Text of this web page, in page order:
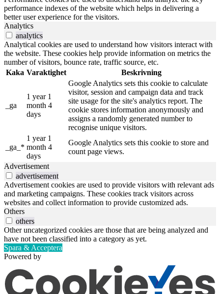
performance indexes of the website which helps in delivering a
better user experience for the visitors.
Analytics
analytics
Analytical cookies are used to understand how visitors interact with
the website. These cookies help provide information on metrics the
number of visitors, bounce rate, traffic source, etc.
Kaka Varaktighet Beskrivning
_ga
1 year 1
month 4
days
Google Analytics sets this cookie to calculate
visitor, session and campaign data and track
site usage for the site's analytics report. The
cookie stores information anonymously and
assigns a randomly generated number to
recognise unique visitors.
_ga_*
1 year 1
month 4
days
Google Analytics sets this cookie to store and
count page views.
Advertisement
advertisement
Advertisement cookies are used to provide visitors with relevant ads
and marketing campaigns. These cookies track visitors across
websites and collect information to provide customized ads.
Others
others
Other uncategorized cookies are those that are being analyzed and
have not been classified into a category as yet.
Spara & Acceptera
Powered by